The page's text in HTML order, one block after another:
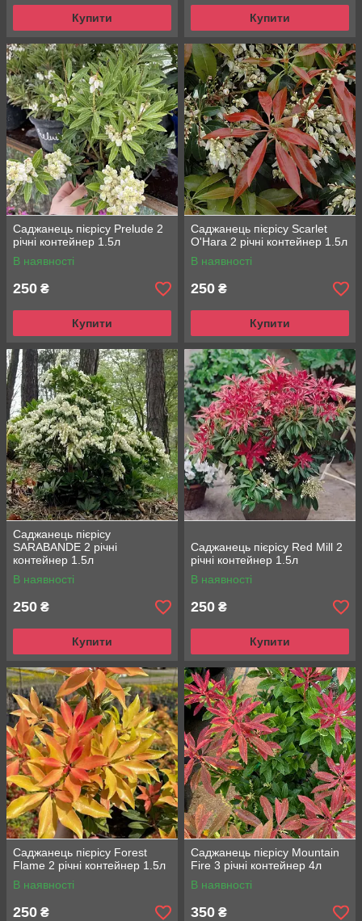
Купити Купити
Саджанець пієрісу Prelude 2
річні контейнер 1.5л
В наявності
250 ₴
Купити
Саджанець пієрісу Scarlet
O'Hara 2 річні контейнер 1.5л
В наявності
250 ₴
Купити
Саджанець пієрісу
SARABANDE 2 річні
контейнер 1.5л
В наявності
250 ₴
Купити
Саджанець пієрісу Red Mill 2
річні контейнер 1.5л
В наявності
250 ₴
Купити
Саджанець пієрісу Forest
Flame 2 річні контейнер 1.5л
В наявності
250 ₴
Саджанець пієрісу Mountain
Fire 3 річні контейнер 4л
В наявності
350 ₴